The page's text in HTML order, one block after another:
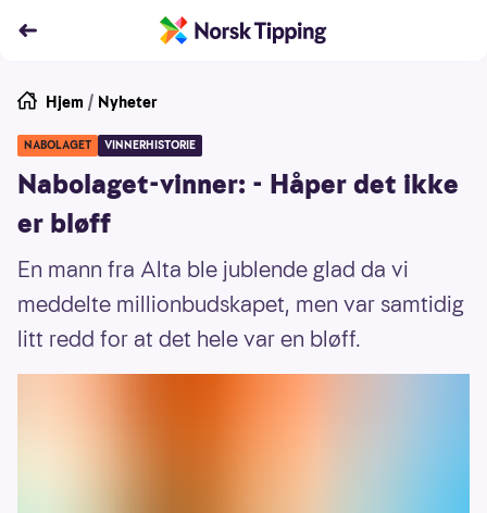
Hjem / Nyheter
NABOLAGET VINNERHISTORIE
Nabolaget-vinner: - Håper det ikke
er bløff
En mann fra Alta ble jublende glad da vi
meddelte millionbudskapet, men var samtidig
litt redd for at det hele var en bløff.